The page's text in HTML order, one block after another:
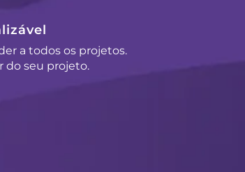
a todos os projetos.
do seu projeto.